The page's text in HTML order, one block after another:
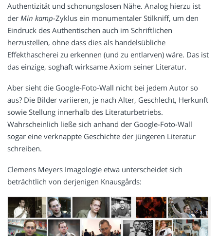
Authentizität und schonungslosen Nähe. Analog hierzu ist
der Min kamp-Zyklus ein monumentaler Stilkniff, um den
Eindruck des Authentischen auch im Schriftlichen
herzustellen, ohne dass dies als handelsübliche
Effekthascherei zu erkennen (und zu entlarven) wäre. Das ist
das einzige, soghaft wirksame Axiom seiner Literatur.
Aber sieht die Google-Foto-Wall nicht bei jedem Autor so
aus? Die Bilder variieren, je nach Alter, Geschlecht, Herkunft
sowie Stellung innerhalb des Literaturbetriebs.
Wahrscheinlich ließe sich anhand der Google-Foto-Wall
sogar eine verknappte Geschichte der jüngeren Literatur
schreiben.
Clemens Meyers Imagologie etwa unterscheidet sich
beträchtlich von derjenigen Knausgårds: